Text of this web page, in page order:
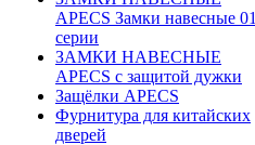
APECS Замки навесные 01
серии
ЗАМКИ НАВЕСНЫЕ
APECS с защитой дужки
Защёлки APECS
Фурнитура для китайских
дверей